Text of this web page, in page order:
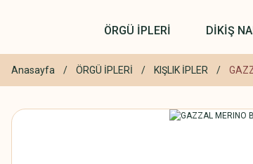
ÖRGÜ İPLERİ DİKİŞ
Anasayfa ÖRGÜ İPLERİ KIŞLIK İPLER